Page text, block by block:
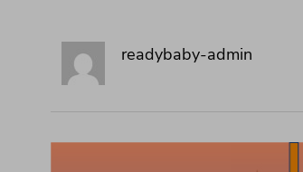
readybaby-admin